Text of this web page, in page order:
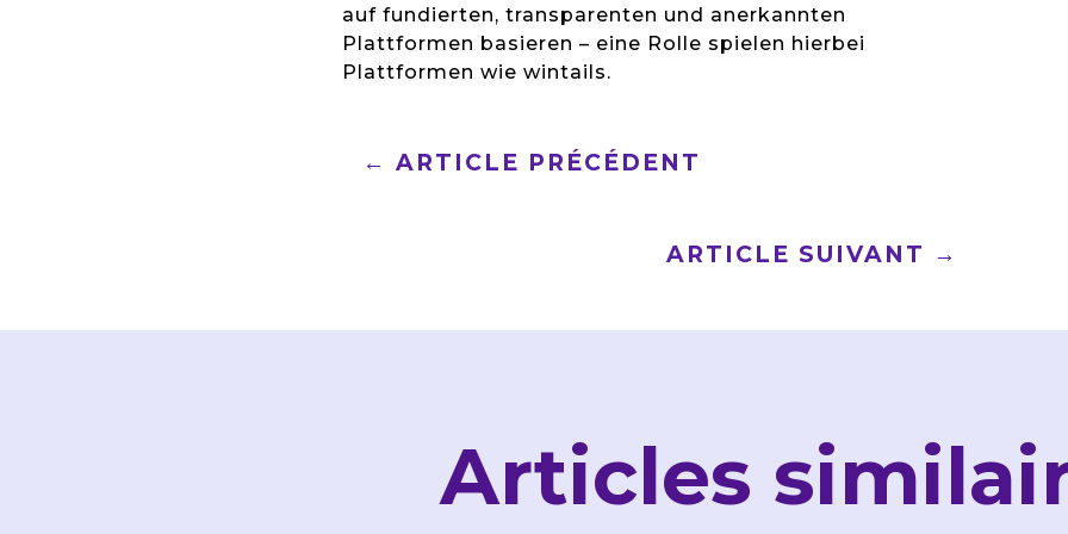
auf fundierten, transparenten und anerkannten
Plattformen basieren – eine Rolle spielen hierbei
Plattformen wie wintails.
←ARTICLE PRÉCÉDENT
ARTICLE SUIVANT →
Articles